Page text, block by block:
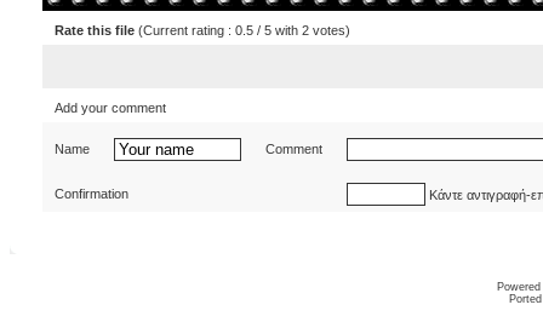
Rate this file (Current rating : 0.5 / 5 with 2 votes)
Add your comment
Name Comment
Confirmation Κάντε αντιγραφή-